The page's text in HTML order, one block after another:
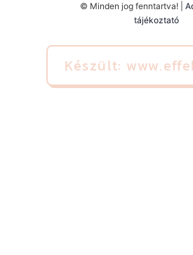
© Minden jog fenntartva! |
tájékoztató
Készült: